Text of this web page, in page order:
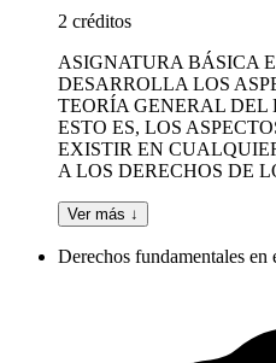
2 créditos
ASIGNATURA BÁSICA
DESARROLLA LOS
TEORÍA GENERAL DEL
ESTO ES, LOS
EXISTIR EN
A LOS DERECHOS DE
Ver más ↓
Derechos fundamentales en